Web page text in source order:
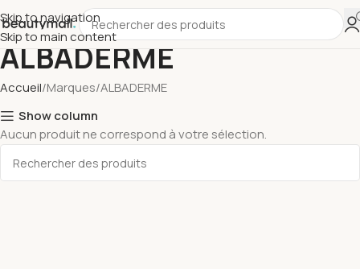
Skip to navigation
Skip to main content
ALBADERME
Accueil Marques ALBADERME
Show column
Aucun produit ne correspond à votre sélection.